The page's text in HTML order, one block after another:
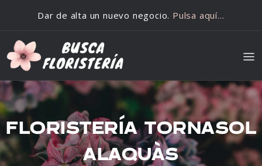
Dar de alta un nuevo negocio. Pulsa aquí…
FLORISTERÍA TORNASOL
ALAQUÀS